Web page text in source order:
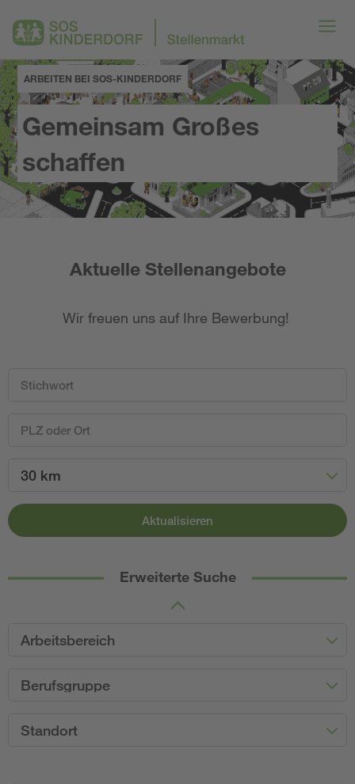
ARBEITEN BEI SOS-KINDERDORF
Gemeinsam Großes
schaffen
Aktuelle Stellenangebote
Wir freuen uns auf Ihre Bewerbung!
30 km
Aktualisieren
Erweiterte Suche
Arbeitsbereich
Berufsgruppe
Standort